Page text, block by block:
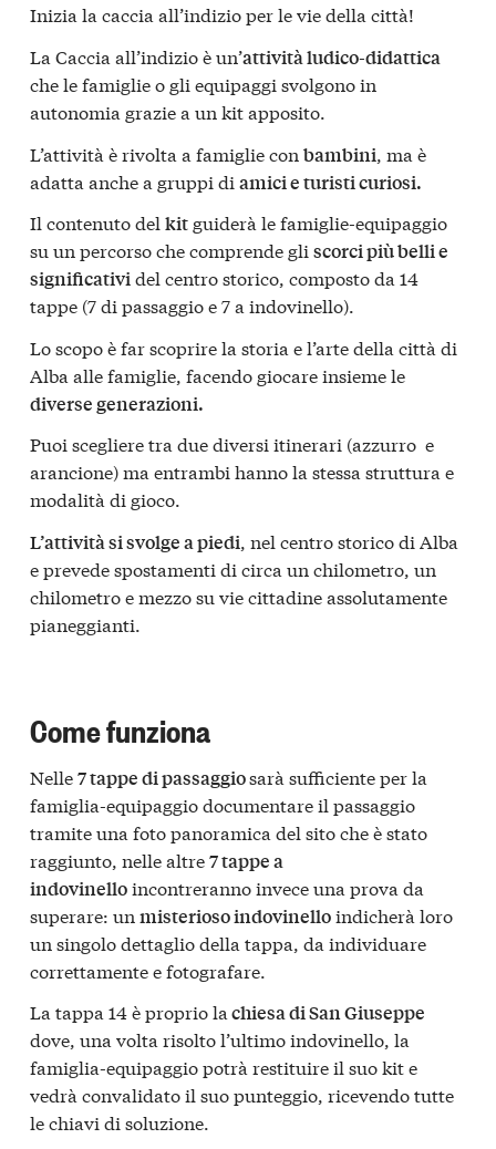
Inizia la caccia all’indizio per le vie della città!
La Caccia all’indizio è un’attività ludico-didattica
che le famiglie o gli equipaggi svolgono in
autonomia grazie a un kit apposito.
L’attività è rivolta a famiglie con bambini, ma è
adatta anche a gruppi di amici e turisti curiosi.
Il contenuto del kit guiderà le famiglie-equipaggio
su un percorso che comprende gli scorci più belli e
significatividel centro storico, composto da 14
tappe (7 di passaggio e 7 a indovinello).
Lo scopo è far scoprire la storia e l’arte della città di
Alba alle famiglie, facendo giocare insieme le
diverse generazioni.
Puoi scegliere tra due diversi itinerari (azzurro e
arancione) ma entrambi hanno la stessa struttura e
modalità di gioco.
L’attività si svolge a piedi, nel centro storico di Alba
e prevede spostamenti di circa un chilometro, un
chilometro e mezzo su vie cittadine assolutamente
pianeggianti.
Come funziona
Nelle7 tappe di passaggiosarà sufficiente per la
famiglia-equipaggio documentare il passaggio
tramite una foto panoramica del sito che è stato
raggiunto, nelle altre7 tappe a
indovinelloincontreranno invece una prova da
superare: un misterioso indovinelloindicherà loro
un singolo dettaglio della tappa, da individuare
correttamente e fotografare.
La tappa 14 è proprio la chiesa di San Giuseppe
dove, una volta risolto l’ultimo indovinello, la
famiglia-equipaggio potrà restituire il suo kit e
vedrà convalidato il suo punteggio, ricevendo tutte
le chiavi di soluzione.